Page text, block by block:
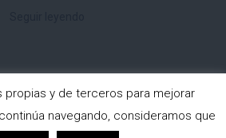
Cámara Oscura. All rights reserved.
propias y de terceros para mejorar
navegando, consideramos que